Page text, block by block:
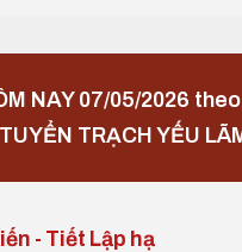
NAY 07/05/2026
TRẠCH YẾU
- Tiết Lập hạ